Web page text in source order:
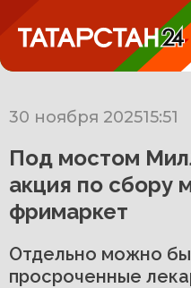
30 ноября 202515:51
Под мостом
акция по сбору
фримаркет
Отдельно можно
просроченные